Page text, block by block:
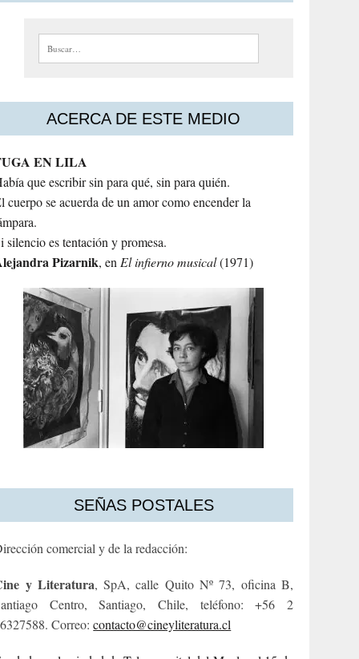
Buscar:
ACERCA DE ESTE MEDIO
EN LILA
que escribir sin para qué, sin para quién.
cuerpo se acuerda de un amor como encender la
silencio es tentación y promesa.
Pizarnik, enEl infierno musical(1971)
SEÑAS POSTALES
comercial y de la redacción:
y Literatura, SpA, calle Quito Nº 73, oficina B,
Centro, Santiago, Chile, teléfono: +56 2
Correo:contacto@cineyliteratura.cl